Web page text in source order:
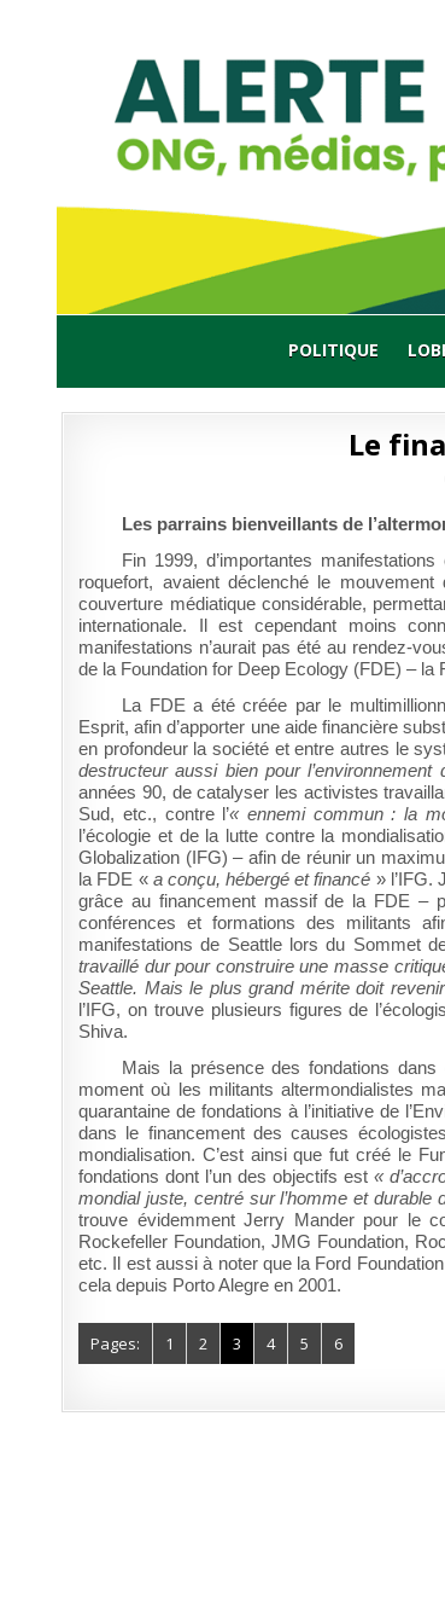
POLITIQUE
Le
Les parrains bienveillants de
Fin 1999, d’importantes
roquefort, avaient déclenché le
couverture médiatique considérable,
internationale. Il est cependant moins
manifestations n’aurait pas été au rendez-
de la Foundation for Deep Ecology (FDE) – la
La FDE a été créée par le
Esprit, afin d’apporter une aide financière
en profondeur la société et entre autres le
destructeur aussi bien pour
années 90, de catalyser les activistes
Sud, etc., contre l’« ennemi commun : la
l’écologie et de la lutte contre la
Globalization (IFG) – afin de réunir un
la FDE « a conçu, hébergé et financé » l’IFG.
grâce au financement massif de la FDE –
conférences et formations des militants
manifestations de Seattle lors du Sommet
travaillé dur pour construire une masse
Seattle. Mais le plus grand mérite doit
l’IFG, on trouve plusieurs figures de
Shiva.
Mais la présence des fondations
moment où les militants altermondialistes
quarantaine de fondations à l’initiative de
dans le financement des causes
mondialisation. C’est ainsi que fut créé le
fondations dont l’un des objectifs est «
mondial juste, centré sur l’homme et durable
trouve évidemment Jerry Mander pour le
Rockefeller Foundation, JMG Foundation,
etc. Il est aussi à noter que la Ford
cela depuis Porto Alegre en 2001.
Pages: 1 2 3 4 5 6